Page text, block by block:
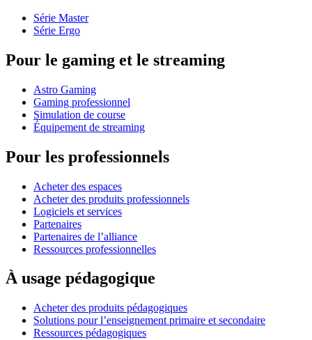
Série Master
Série Ergo
Pour le gaming et le streaming
Astro Gaming
Gaming professionnel
Simulation de course
Équipement de streaming
Pour les professionnels
Acheter des espaces
Acheter des produits professionnels
Logiciels et services
Partenaires
Partenaires de l’alliance
Ressources professionnelles
À usage pédagogique
Acheter des produits pédagogiques
Solutions pour l’enseignement primaire et secondaire
Ressources pédagogiques